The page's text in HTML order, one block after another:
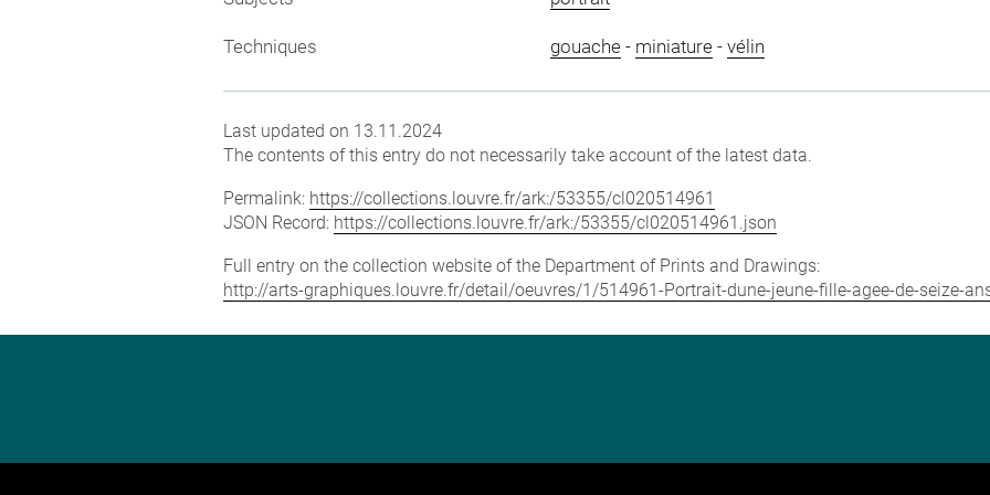
Techniques gouache- miniature- vélin
Last updated on 13.11.2024
The contents of this entry do not necessarily take account of the latest data.
Permalink: https://collections.louvre.fr/ark:/53355/cl020514961
JSON Record: https://collections.louvre.fr/ark:/53355/cl020514961.json
Full entry on the collection website of the Department of Prints and Drawings:
http://arts-graphiques.louvre.fr/detail/oeuvres/1/514961-Portrait-dune-jeune-fille-agee-de-seize-